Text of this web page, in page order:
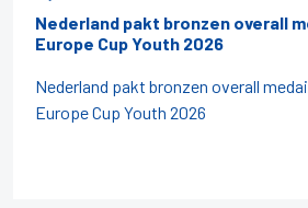
Nederland pakt bronzen overall
Europe Cup Youth 2026
Nederland pakt bronzen overall
Europe Cup Youth 2026